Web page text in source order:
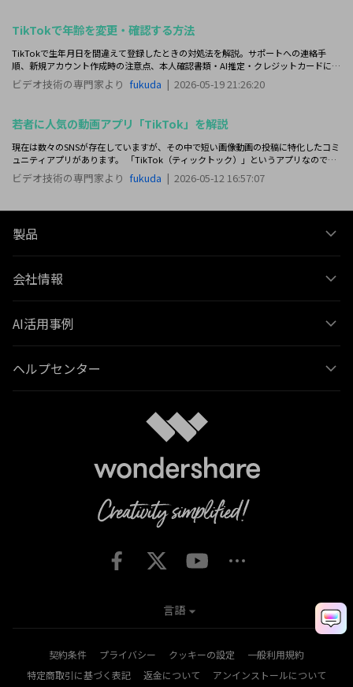
TikTokで年齢を変更・確認する方法
TikTokで生年月日を間違えて登録したときの対処法を解説。サポートへの連絡手
順、新規アカウント作成時の注意点、本人確認書類・AI推定・クレジットカードによ
る年齢確認の流れまで、2026年時点の情報をわかりやすくまとめました。
ビデオ技術の専門家より fukuda | 2026-05-19 21:26:20
若者に人気の動画アプリ「TikTok」を解説
現在は数々のSNSが存在していますが、その中で短い画像動画の投稿に特化したコミ
ュニティアプリがあります。 「TikTok（ティックトック）」というアプリなのです
が、最大で60秒の動画が投稿出来ます。今回は若者に人気の動画アプリ「TikTok」
を解説します。
ビデオ技術の専門家より fukuda | 2026-05-12 16:57:07
製品
会社情報
AI活用事例
ヘルプセンター
契約条件 プライバシー クッキーの設定
一般利用規約
特定商取引に基づく表記
返金について アンインストールについて
言語